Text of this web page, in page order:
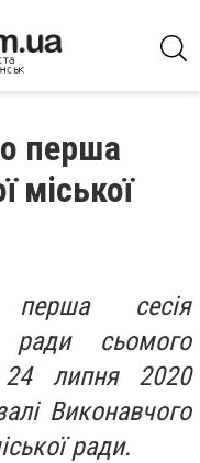
перша
міської
перша сесія
ради сьомого
24 липня 2020
Виконавчого
ради.